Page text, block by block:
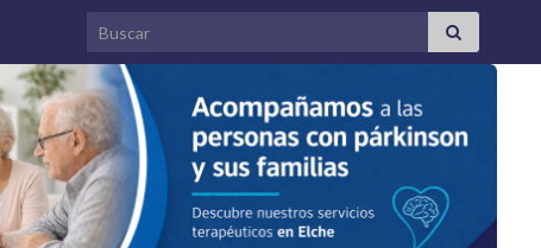
Search for: